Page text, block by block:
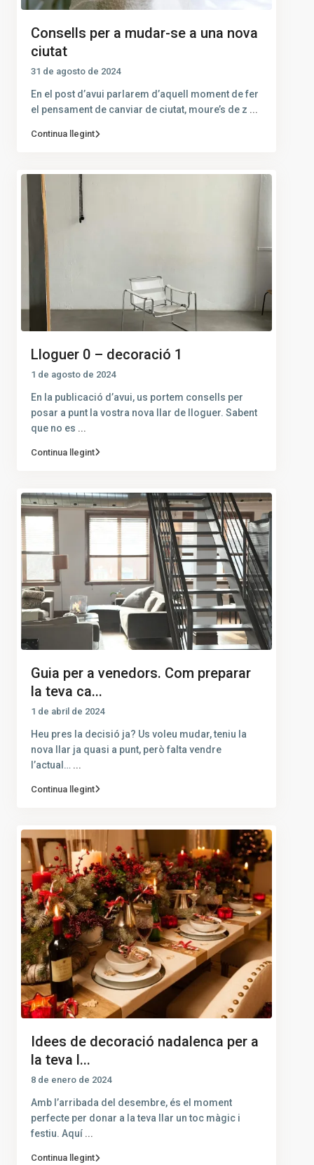
Consells per a mudar-se a una nova
ciutat
31 de agosto de 2024
En el post d’avui parlarem d’aquell moment de fer
el pensament de canviar de ciutat, moure’s de z ...
Continua llegint
Lloguer 0 – decoració 1
1 de agosto de 2024
En la publicació d’avui, us portem consells per
posar a punt la vostra nova llar de lloguer. Sabent
que no es ...
Continua llegint
Guia per a venedors. Com preparar
la teva ca...
1 de abril de 2024
Heu pres la decisió ja? Us voleu mudar, teniu la
nova llar ja quasi a punt, però falta vendre
l’actual… ...
Continua llegint
Idees de decoració nadalenca per a
la teva l...
8 de enero de 2024
Amb l’arribada del desembre, és el moment
perfecte per donar a la teva llar un toc màgic i
festiu. Aquí ...
Continua llegint